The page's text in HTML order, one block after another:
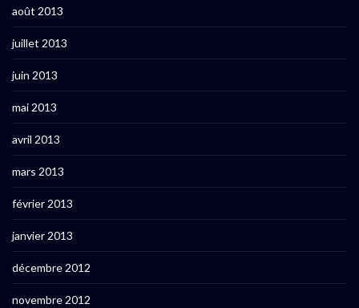
août 2013
juillet 2013
juin 2013
mai 2013
avril 2013
mars 2013
février 2013
janvier 2013
décembre 2012
novembre 2012